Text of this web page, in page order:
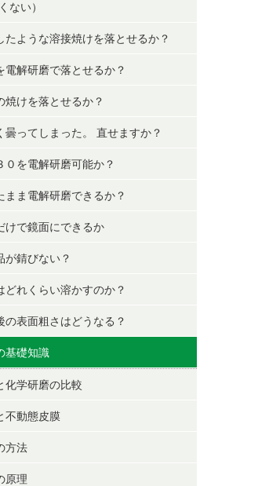
ない）
たような溶接焼けを落とせるか？
電解研磨で落とせるか？
焼けを落とせるか？
曇ってしまった。 直せますか？
０を電解研磨可能か？
まま電解研磨できるか？
けで鏡面にできるか
が錆びない？
どれくらい溶かすのか？
の表面粗さはどうなる？
基礎知識
化学研磨の比較
不動態皮膜
方法
原理